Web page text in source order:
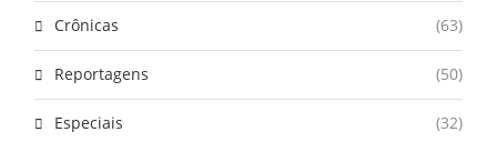
Crônicas (63)
Reportagens (50)
Especiais (32)